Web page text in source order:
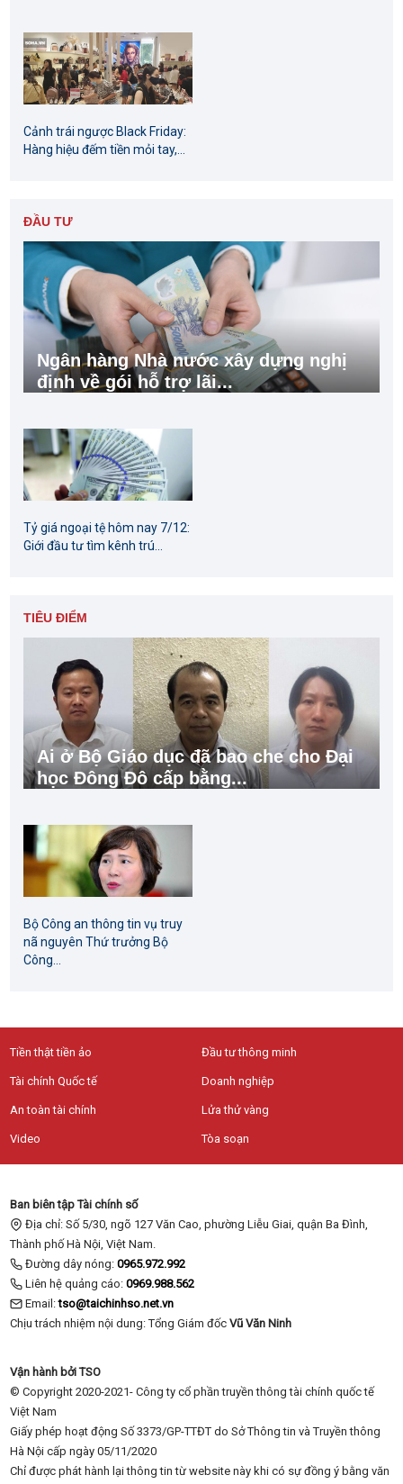
Cảnh trái ngược Black Friday:
Hàng hiệu đếm tiền mỏi tay,...
ĐẦU TƯ
Ngân hàng Nhà nước xây dựng nghị
định về gói hỗ trợ lãi...
Tỷ giá ngoại tệ hôm nay 7/12:
Giới đầu tư tìm kênh trú...
TIÊU ĐIỂM
Ai ở Bộ Giáo dục đã bao che cho Đại
học Đông Đô cấp bằng...
Bộ Công an thông tin vụ truy
nã nguyên Thứ trưởng Bộ
Công...
Tiền thật tiền ảo Đầu tư thông minh
Tài chính Quốc tế Doanh nghiệp
An toàn tài chính Lửa thử vàng
Video Tòa soạn
Ban biên tập Tài chính số
Địa chỉ: Số 5/30, ngõ 127 Văn Cao, phường Liễu Giai, quận Ba Đình,
Thành phố Hà Nội, Việt Nam.
Đường dây nóng:0965.972.992
Liên hệ quảng cáo:0969.988.562
Email:tso@taichinhso.net.vn
Chịu trách nhiệm nội dung: Tổng Giám đốcVũ Văn Ninh
Vận hành bởi TSO
© Copyright 2020-2021- Công ty cổ phần truyền thông tài chính quốc tế
Việt Nam
Giấy phép hoạt động Số 3373/GP-TTĐT do Sở Thông tin và Truyền thông
Hà Nội cấp ngày 05/11/2020
Chỉ được phát hành lại thông tin từ website này khi có sự đồng ý bằng văn